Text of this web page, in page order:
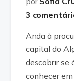
3
Anda à
capital do
descobrir se
conhecer